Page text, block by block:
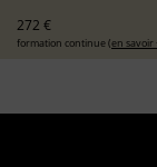
272 €
formation continue (en savoir